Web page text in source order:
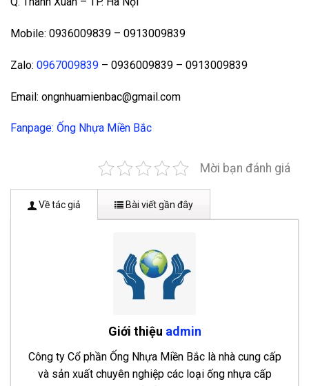
Mobile: 0936009839 – 0913009839
Zalo: 0967009839 – 0936009839 – 0913009839
Email: ongnhuamienbac@gmail.com
Fanpage: Ống Nhựa Miền Bắc
Mời bạn đánh giá
Về tác giả Bài viết gần đây
Giới thiệu admin
Công ty Cổ phần Ống Nhựa Miền Bắc là nhà cung cấp
và sản xuất chuyên nghiệp các loại ống nhựa cấp